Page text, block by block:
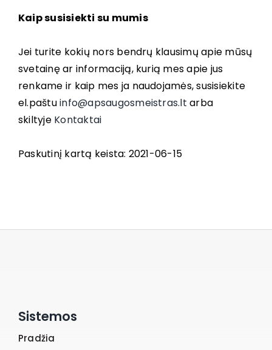
Kaip susisiekti su mumis
Jei turite kokių nors bendrų klausimų apie mūsų
svetainę ar informaciją, kurią mes apie jus
renkame ir kaip mes ja naudojamės, susisiekite
el.paštuinfo@apsaugosmeistras.lt arba
skiltyje Kontaktai
Paskutinį kartą keista: 2021-06-15
Sistemos
Pradžia